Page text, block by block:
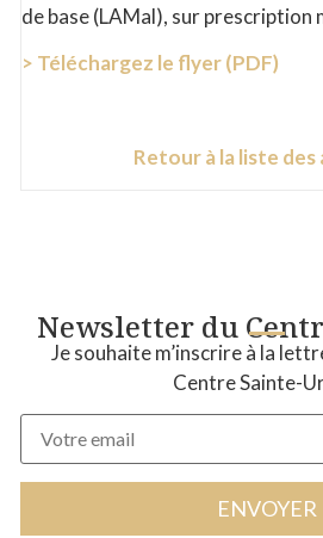
de base (LAMal), sur prescription
> Téléchargez le flyer (PDF)
Retour à la liste
Newsletter du
Je souhaite m’inscrire à la
Centre Sainte-